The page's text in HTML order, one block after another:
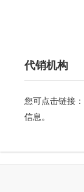
代销机构
您可点击链接：
信息。